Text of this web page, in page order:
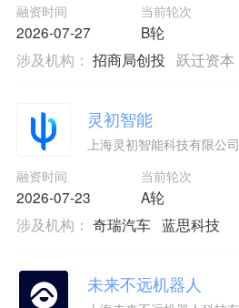
融资时间
2026-07-27
当前轮次
B轮
涉及机构： 招商局创投 跃迁资本
灵初智能
上海灵初智能科技有限公司
融资时间
2026-07-23
当前轮次
A轮
涉及机构： 奇瑞汽车 蓝思科技
未来不远机器人